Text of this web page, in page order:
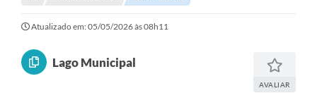
Editais
Atualizado em: 05/05/2026 às 08h11
Lago Municipal
AVALIAR